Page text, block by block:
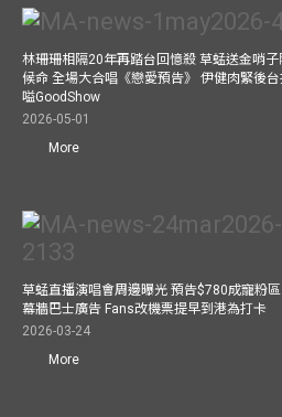
林珊珊相隔20年再踏台回憶殺 草蜢送金哨子
候命 全場大合唱《戀愛預告》 伊健肉緊後
嗌GoodShow
2026-05-01
More
草蜢直播演唱會周邊曝光 預告$780成寵粉區
幕牆巴士廣告 Fans改機票提早到港為打卡
2026-03-24
More